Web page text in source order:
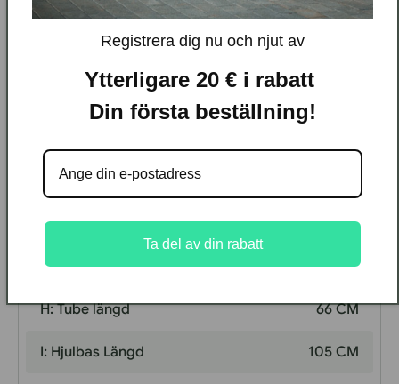
A: Max. Sitthöjd 100 CM
B: Min. Sitthöjd
C: Höjd över marken
E: Max. Höjd på styret
F: Min. Styrets höjd 103 CM
G: Trågfästets höjd 26 CM
H: Tube längd 66 CM
I: Hjulbas Längd 105 CM
Registrera dig nu och njut av
Ytterligare 20 € i rabatt
Din första beställning!
Ta del av din rabatt